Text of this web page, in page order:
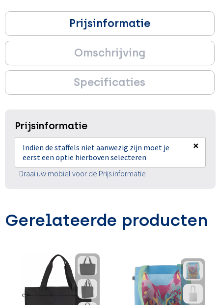
Prijsinformatie
Omschrijving
Specificaties
Prijsinformatie
Indien de staffels niet aanwezig zijn moet je
eerst een optie hierboven selecteren
×
Draai uw mobiel voor de Prijs informatie
Gerelateerde producten